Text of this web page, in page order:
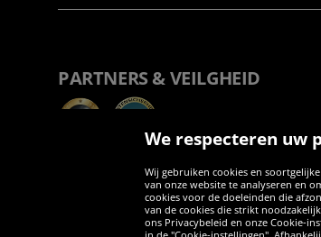
PARTNERS & VEILGHEID
We respecteren uw
Wij gebruiken cookies en
van onze website te analyseren en
cookies voor de doeleinden die
van de cookies die strikt
ons Privacybeleid en onze Cookie-